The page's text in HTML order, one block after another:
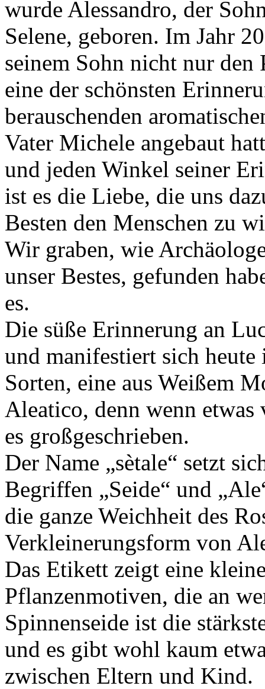
wurde Alessandro, der
Selene, geboren. Im Jahr
seinem Sohn nicht nur den
eine der schönsten
berauschenden
Vater Michele angebaut
und jeden Winkel seiner
ist es die Liebe, die uns
Besten den Menschen zu
Wir graben, wie
unser Bestes, gefunden
es.
Die süße Erinnerung an
und manifestiert sich heute
Sorten, eine aus Weißem
Aleatico, denn wenn
es großgeschrieben.
Der Name „sètale“ setzt
Begriffen „Seide“ und
die ganze Weichheit des
Verkleinerungsform von
Das Etikett zeigt eine
Pflanzenmotiven, die an
Spinnenseide ist die
und es gibt wohl kaum
zwischen Eltern und Kind.